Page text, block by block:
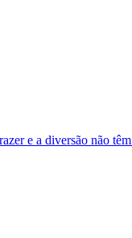
e a diversão não